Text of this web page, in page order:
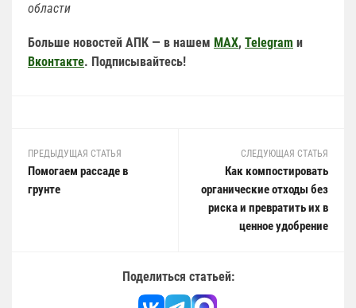
области
Больше новостей АПК — в нашем MAX, Telegram и
Вконтакте. Подписывайтесь!
ПРЕДЫДУЩАЯ СТАТЬЯ
Помогаем рассаде в
грунте
СЛЕДУЮЩАЯ СТАТЬЯ
Как компостировать
органические отходы без
риска и превратить их в
ценное удобрение
Поделиться статьей: